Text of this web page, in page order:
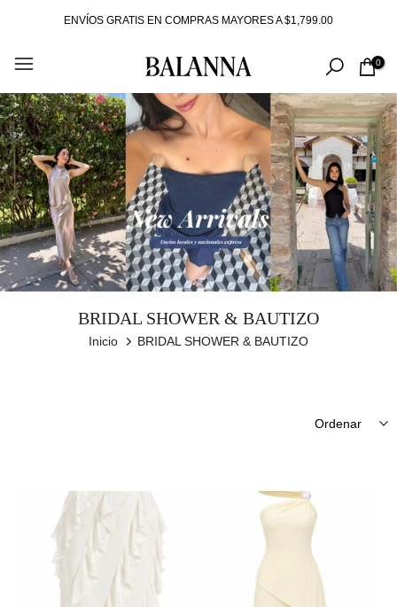
contenido
ENVÍOS GRATIS EN COMPRAS MAYORES A $1,799.00
0
BRIDAL SHOWER & BAUTIZO
Inicio BRIDAL SHOWER & BAUTIZO
Ordenar